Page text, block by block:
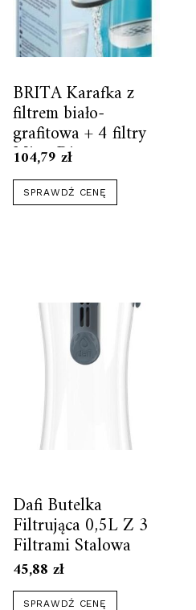
BRITA Karafka z
filtrem biało-
grafitowa + 4 filtry
MicroDisc
104,79 zł
SPRAWDŹ CENĘ
Dafi Butelka
Filtrująca 0,5L Z 3
Filtrami Stalowa
45,88 zł
SPRAWDŹ CENĘ